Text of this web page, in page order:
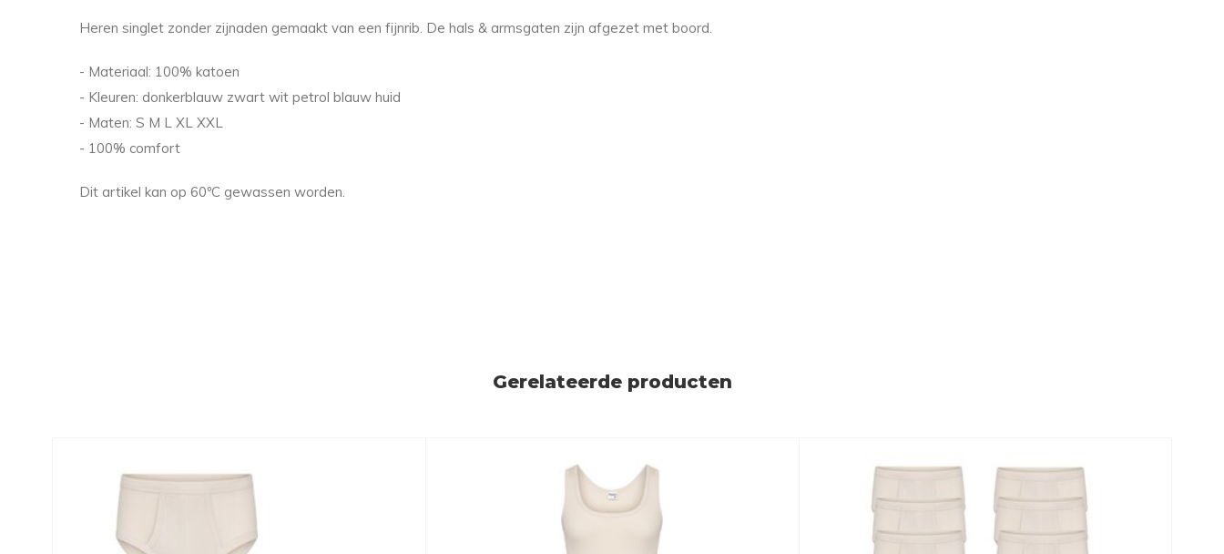
Heren singlet zonder zijnaden gemaakt van een fijnrib. De hals & armsgaten zijn afgezet met boord.
- Materiaal: 100% katoen
- Kleuren: donkerblauw zwart wit petrol blauw huid
- Maten: S M L XL XXL
- 100% comfort
Dit artikel kan op 60ºC gewassen worden.
Gerelateerde producten